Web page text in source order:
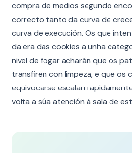
compra de medios segundo
correcto tanto da curva de
curva de execución. Os que
da era das cookies a unha
nivel de fogar acharán que os
transfiren con limpeza, e que os
equivocarse escalan
volta a súa atención á sala de